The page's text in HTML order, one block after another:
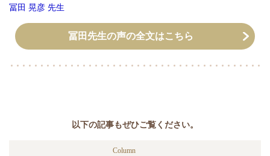
冨田 晃彦 先生
冨田先生の声の全文はこちら
以下の記事もぜひご覧ください。
Column